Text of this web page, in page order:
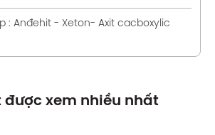
: Anđehit - Xeton- Axit cacboxylic
được xem nhiều nhất